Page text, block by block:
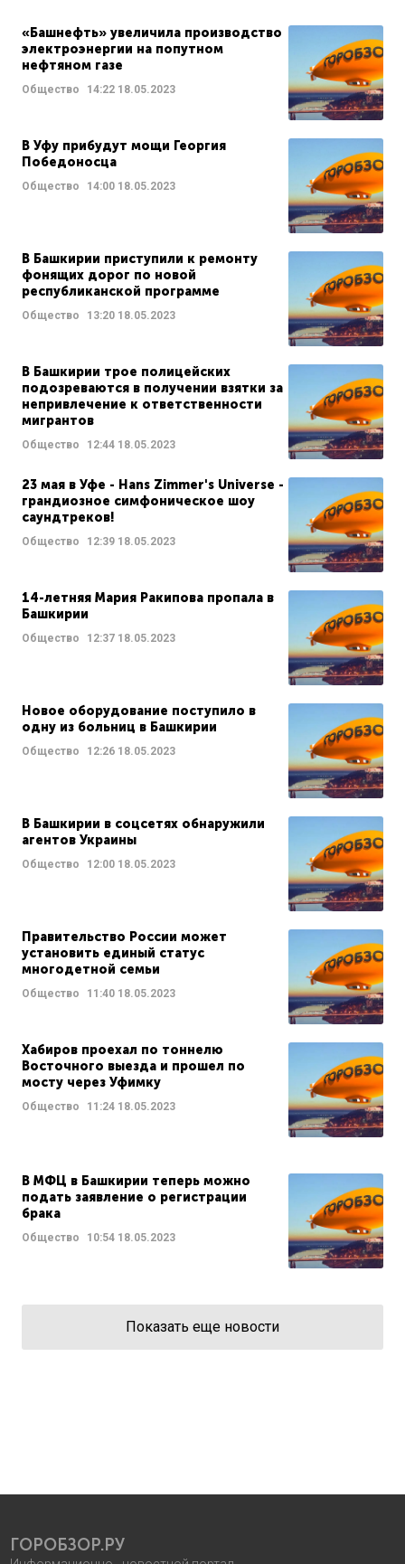
«Башнефть» увеличила производство
электроэнергии на попутном
нефтяном газе
Общество 14:22 18.05.2023
В Уфу прибудут мощи Георгия
Победоносца
Общество 14:00 18.05.2023
В Башкирии приступили к ремонту
фонящих дорог по новой
республиканской программе
Общество 13:20 18.05.2023
В Башкирии трое полицейских
подозреваются в получении взятки за
непривлечение к ответственности
мигрантов
Общество 12:44 18.05.2023
23 мая в Уфе - Hans Zimmer's Universe -
грандиозное симфоническое шоу
саундтреков!
Общество 12:39 18.05.2023
14-летняя Мария Ракипова пропала в
Башкирии
Общество 12:37 18.05.2023
Новое оборудование поступило в
одну из больниц в Башкирии
Общество 12:26 18.05.2023
В Башкирии в соцсетях обнаружили
агентов Украины
Общество 12:00 18.05.2023
Правительство России может
установить единый статус
многодетной семьи
Общество 11:40 18.05.2023
Хабиров проехал по тоннелю
Восточного выезда и прошел по
мосту через Уфимку
Общество 11:24 18.05.2023
В МФЦ в Башкирии теперь можно
подать заявление о регистрации
брака
Общество 10:54 18.05.2023
Показать еще новости
ГОРОБЗОР.РУ